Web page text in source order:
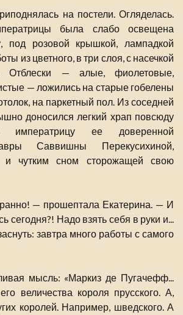
на постели. Огляделась.
была слабо освещена
под розовой крышкой, лампадкой
из цветного, в три слоя, с насечкой
Отблески — алые, фиолетовые,
— ложились на старые гобелены
на паркетный пол. Из соседней
доносился легкий храп повсюду
императрицу ее доверенной
Саввишны Перекусихиной,
и чутким сном сторожащей свою
— прошептала Екатерина. — И
сегодня?! Надо взять себя в руки и...
завтра много работы с самого
мысль: «Маркиз де Пугачефф...
величества короля прусского. А,
королей. Например, шведского. А